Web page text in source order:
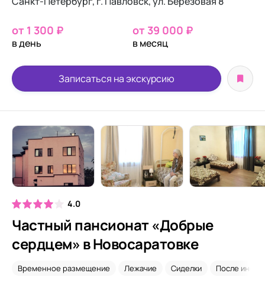
от 1 300 ₽
в день
от 39 000 ₽
в месяц
Записаться на экскурсию
4.0
Частный пансионат «Добрые
сердцем» в Новосаратовке
Временное размещение Лежачие Сиделки После